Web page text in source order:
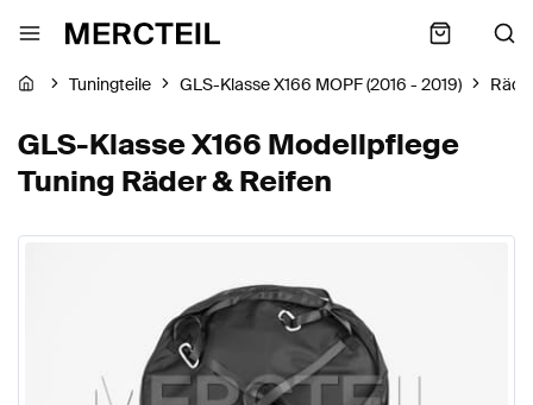
Tuningteile GLS-Klasse X166 MOPF (2016 - 2019)
GLS-Klasse X166 Modellpflege
Tuning Räder & Reifen